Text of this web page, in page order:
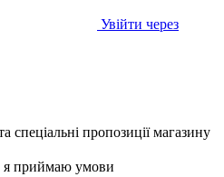
Увійти через
пропозиціїмагазину
я приймаю умови